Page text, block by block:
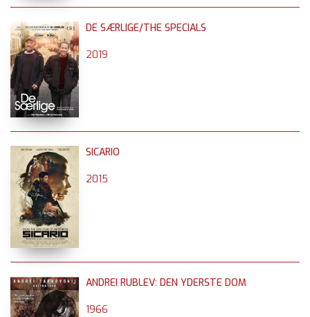
DE SÆRLIGE/THE SPECIALS
2019
SICARIO
2015
ANDREI RUBLEV: DEN YDERSTE DOM
1966